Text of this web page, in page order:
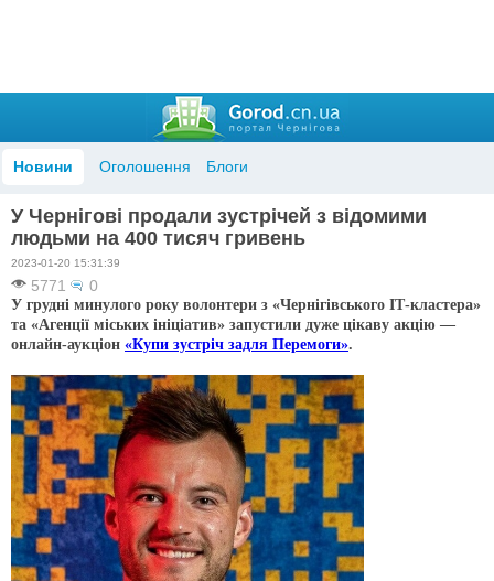
Новини Оголошення Блоги
У Чернігові продали зустрічей з відомими
людьми на 400 тисяч гривень
2023-01-20 15:31:39
5771 0
У грудні минулого року волонтери з «Чернігівського ІТ-кластера»
та «Агенції місь­ких ініціатив» запустили ду­же цікаву акцію —
онлайн-аукціон «Купи зустріч задля Пере­моги».